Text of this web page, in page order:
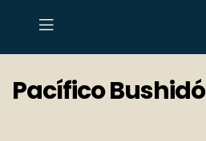
Pacífico Bushidó